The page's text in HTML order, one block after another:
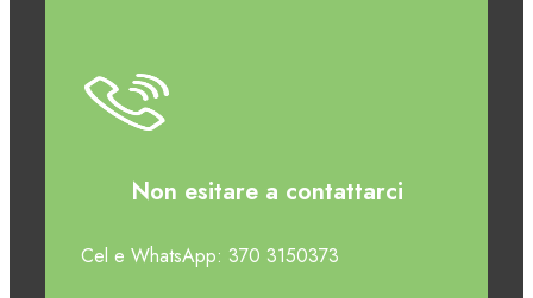
Non esitare a contattarci
Cel e WhatsApp: 370 3150373